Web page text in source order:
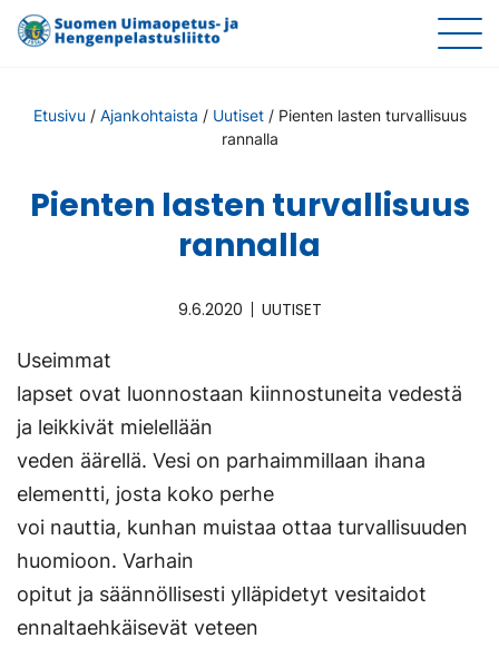
Etusivu / Ajankohtaista / Uutiset/ Pienten lasten turvallisuus
rannalla
Pienten lasten turvallisuus
rannalla
9.6.2020 UUTISET
Useimmat
lapset ovat luonnostaan kiinnostuneita vedestä
ja leikkivät mielellään
veden äärellä. Vesi on parhaimmillaan ihana
elementti, josta koko perhe
voi nauttia, kunhan muistaa ottaa turvallisuuden
huomioon. Varhain
opitut ja säännöllisesti ylläpidetyt vesitaidot
ennaltaehkäisevät veteen